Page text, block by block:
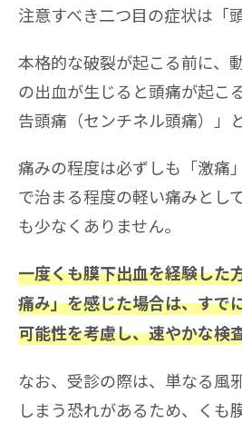
注意すべき二つ目の症状は「
本格的な破裂が起こる前に、
の出血が生じると頭痛が起こ
告頭痛（センチネル頭痛）」
痛みの程度は必ずしも「激痛
で治まる程度の軽い痛みとし
も少なくありません。
一度くも膜下出血を経験した
痛み」を感じた場合は、すで
可能性を考慮し、速やかな検
なお、受診の際は、単なる風
しまう恐れがあるため、くも